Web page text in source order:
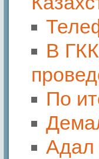
В
По
Адал